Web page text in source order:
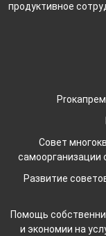
продуктивное
Совет
самоорганизации
Развитие
Помощь
и экономии на